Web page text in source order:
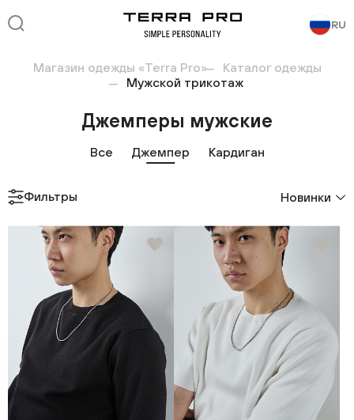
RU
Магазин одежды «Terra Pro»
Каталог одежды
Мужской трикотаж
Джемперы мужские
Все Джемпер Кардиган
Фильтры Новинки